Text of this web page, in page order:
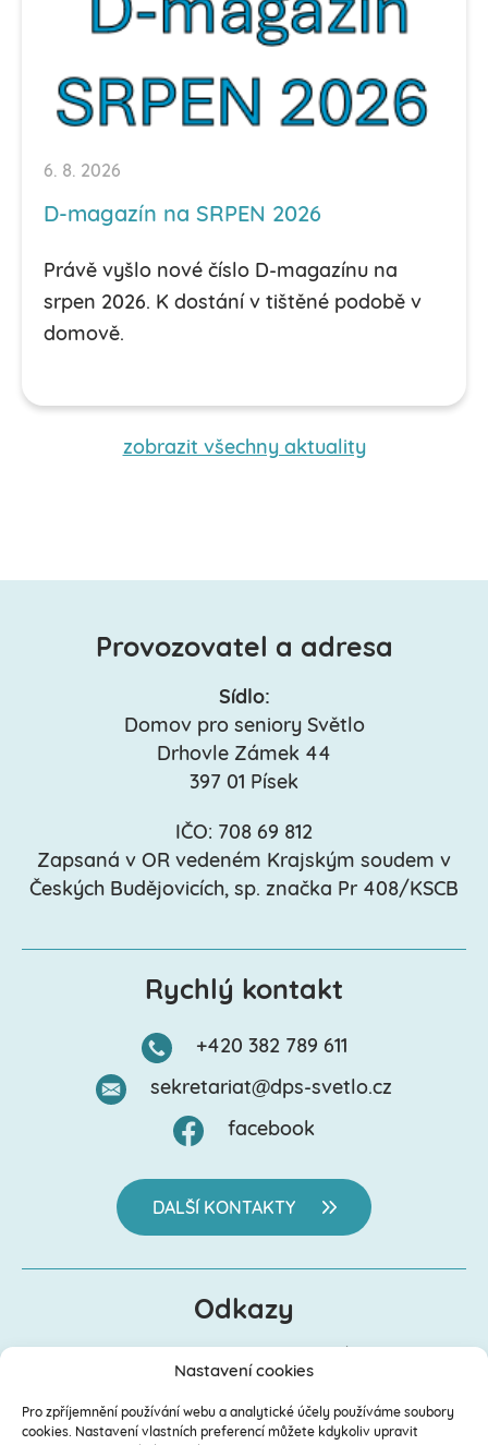
Nastavení cookies
Pro zpříjemnění používání webu a analytické účely používáme soubory
cookies. Nastavení vlastních preferencí můžete kdykoliv upravit
6. 8. 2026
D-magazín na SRPEN 2026
Právě vyšlo nové číslo D-magazínu na
srpen 2026. K dostání v tištěné podobě v
domově.
zobrazit všechny aktuality
Provozovatel a adresa
Sídlo:
Domov pro seniory Světlo
Drhovle Zámek 44
397 01 Písek
IČO: 708 69 812
Zapsaná v OR vedeném Krajským soudem v
Českých Budějovicích, sp. značka Pr 408/KSCB
Rychlý kontakt
+420 382 789 611
sekretariat@dps-svetlo.cz
facebook
DALŠÍ KONTAKTY
Odkazy
Zpracování osobních údajů (GDPR) a ochrana